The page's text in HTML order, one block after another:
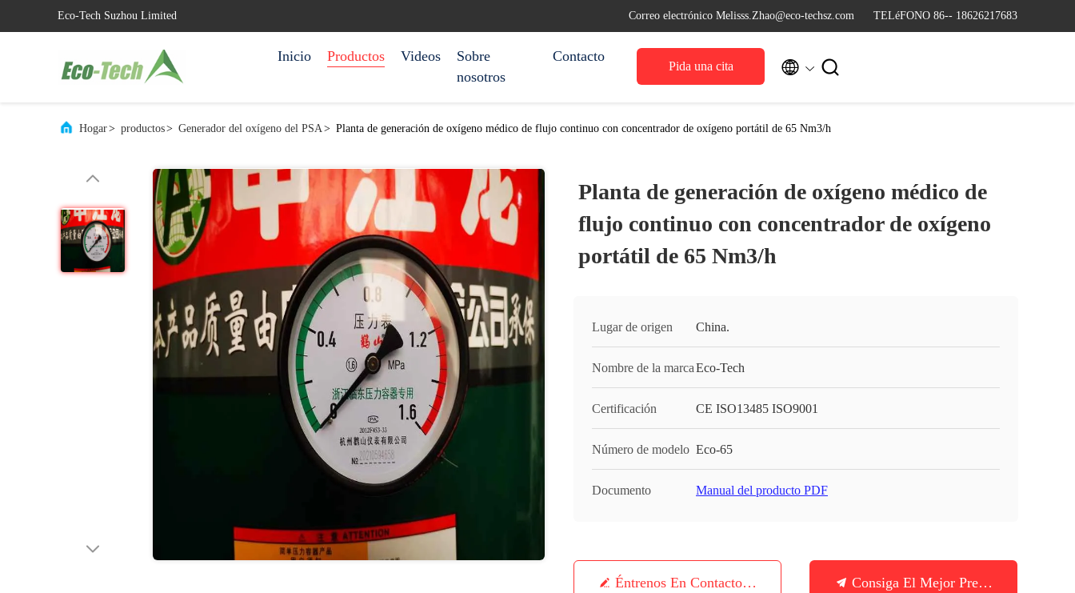
Eco-Tech Suzhou Limited Correo electrónico Melisss.Zhao@eco-techsz.com TELéFONO 86-- 18626217683
Inicio Productos Videos
Sobre
nosotros
Contacto
Pida una cita  
Hogar> productos> Generador del oxígeno del PSA> Planta de generación de oxígeno médico de flujo continuo con concentrador de oxígeno portátil de 65 Nm3/h
Planta de generación de oxígeno médico de
flujo continuo con concentrador de oxígeno
portátil de 65 Nm3/h
Lugar de origen China.
Nombre de la marcaEco-Tech
Certificación CE ISO13485 ISO9001
Número de modelo Eco-65
Documento Manual del producto PDF
Éntrenos En Contacto Con Consiga El Mejor Precio